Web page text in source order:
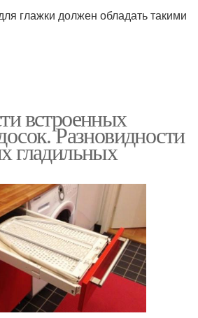
глажки должен обладать такими
встроенных
Разновидности
гладильных